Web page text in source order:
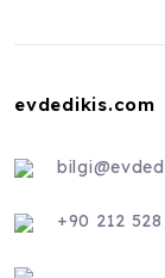
evdedikis.com
+90 212 528